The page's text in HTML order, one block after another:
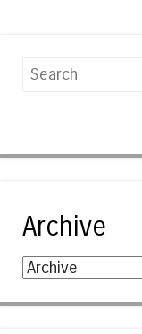
Search
Archive